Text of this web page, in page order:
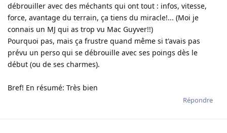
débrouiller avec des méchants qui ont tout : infos, vitesse,
force, avantage du terrain, ça tiens du miracle!... (Moi je
connais un MJ qui as trop vu Mac Guyver!!)
Pourquoi pas, mais ça frustre quand même si t'avais pas
prévu un perso qui se débrouille avec ses poings dès le
début (ou de ses charmes).
Bref! En résumé: Très bien
Répondre